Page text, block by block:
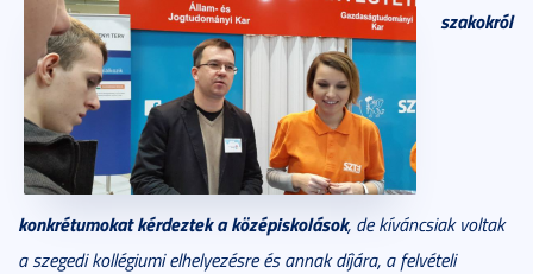
szakokról
konkrétumokat kérdeztek a középiskolások, de kíváncsiak voltak
a szegedi kollégiumi elhelyezésre és annak díjára, a felvételi